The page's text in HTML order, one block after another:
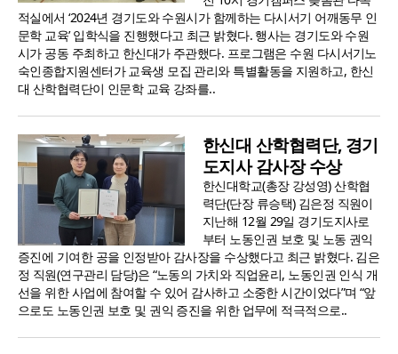
적실에서 ‘2024년 경기도와 수원시가 함께하는 다시서기 어깨동무 인
문학 교육’ 입학식을 진행했다고 최근 밝혔다. 행사는 경기도와 수원
시가 공동 주최하고 한신대가 주관했다. 프로그램은 수원 다시서기노
숙인종합지원센터가 교육생 모집 관리와 특별활동을 지원하고, 한신
대 산학협력단이 인문학 교육 강좌를..
한신대 산학협력단, 경기
도지사 감사장 수상
한신대학교(총장 강성영) 산학협
력단(단장 류승택) 김은정 직원이
지난해 12월 29일 경기도지사로
부터 노동인권 보호 및 노동 권익
증진에 기여한 공을 인정받아 감사장을 수상했다고 최근 밝혔다. 김은
정 직원(연구관리 담당)은 “노동의 가치와 직업윤리, 노동인권 인식 개
선을 위한 사업에 참여할 수 있어 감사하고 소중한 시간이었다”며 “앞
으로도 노동인권 보호 및 권익 증진을 위한 업무에 적극적으로..